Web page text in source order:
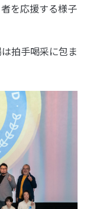
を応援する様子
拍手喝采に包ま